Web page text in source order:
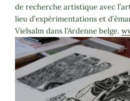
de recherche artistique avec
lieu d’expérimentations et
Vielsalm dans l’Ardenne belge.